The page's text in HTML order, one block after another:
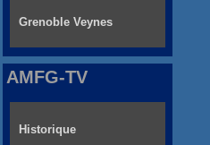
Grenoble Veynes
AMFG-TV
Historique